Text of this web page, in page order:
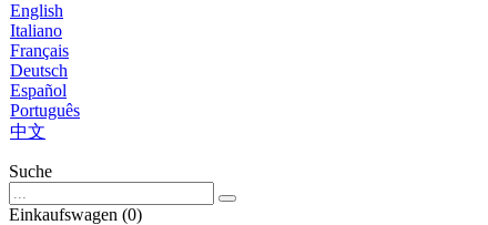
English
Italiano
Français
Deutsch
Español
Português
中文
Suche
Einkaufswagen (0)